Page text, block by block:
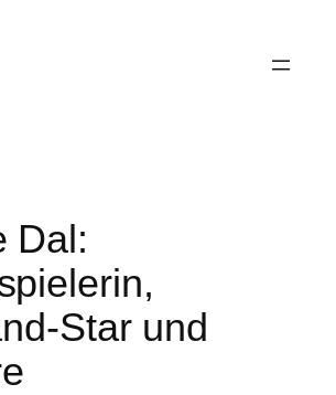
Dal:
Star und